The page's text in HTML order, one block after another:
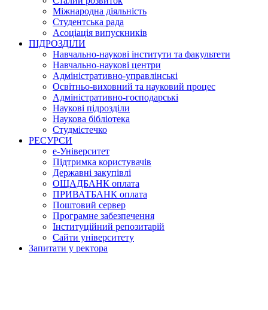
Міжнародна діяльність
Студентська рада
Асоціація випускників
ПІДРОЗДІЛИ
Навчально-наукові інститути та факультети
Навчально-наукові центри
Адміністративно-управлінські
Освітньо-виховний та науковий процес
Адміністративно-господарські
Наукові підрозділи
Наукова бібліотека
Студмістечко
РЕСУРСИ
е-Університет
Підтримка користувачів
Державні закупівлі
ОЩАДБАНК оплата
ПРИВАТБАНК оплата
Поштовий сервер
Програмне забезпечення
Інституційний репозитарій
Сайти університету
Запитати у ректора